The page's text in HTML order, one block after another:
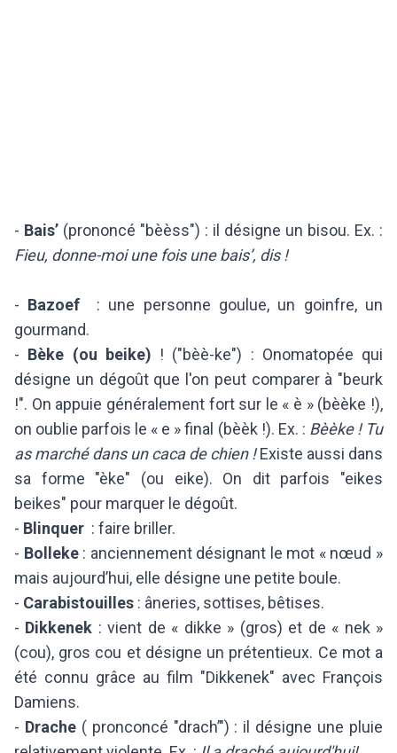
- Bais’ (prononcé "bèèss") : il désigne un bisou. Ex. :
Fieu, donne-moi une fois une bais’, dis !
- Bazoef : une personne goulue, un goinfre, un
gourmand.
- Bèke (ou beike) ! ("bèè-ke") : Onomatopée qui
désigne un dégoût que l'on peut comparer à "beurk
!". On appuie généralement fort sur le « è » (bèèke !),
on oublie parfois le « e » final (bèèk !). Ex. : Bèèke ! Tu
as marché dans un caca de chien !Existe aussi dans
sa forme "èke" (ou eike). On dit parfois "eikes
beikes" pour marquer le dégoût.
- Blinquer : faire briller.
- Bolleke: anciennement désignant le mot « nœud »
mais aujourd’hui, elle désigne une petite boule.
- Carabistouilles : âneries, sottises, bêtises.
- Dikkenek : vient de « dikke » (gros) et de « nek »
(cou), gros cou et désigne un prétentieux. Ce mot a
été connu grâce au film "Dikkenek" avec François
Damiens.
- Drache( pronconcé "drach’") : il désigne une pluie